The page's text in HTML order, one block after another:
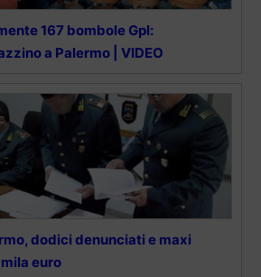
167 bombole Gpl:
a Palermo | VIDEO
dodici denunciati e maxi
euro